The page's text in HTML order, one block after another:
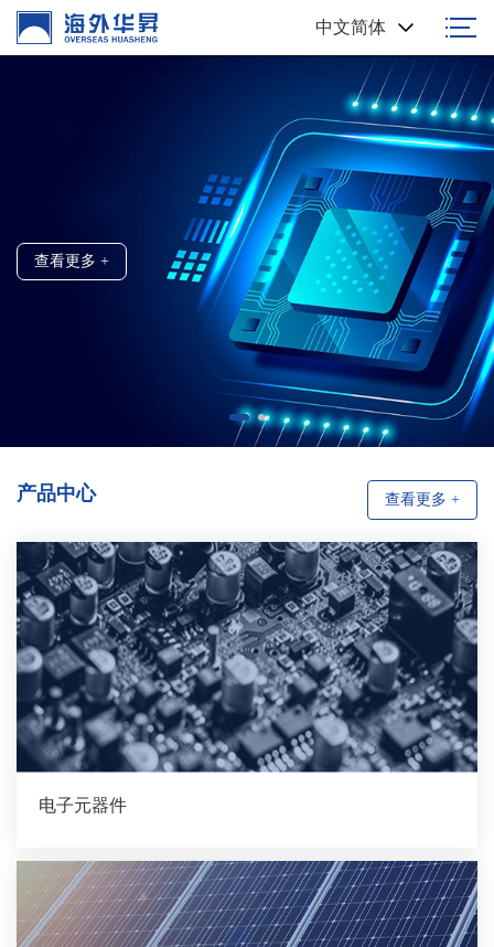
中文简体
查看更多 +
创新科技 / 精准制造
产品中心 查看更多 +
电子元器件